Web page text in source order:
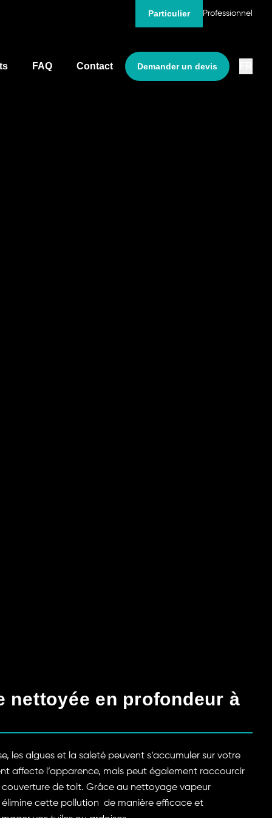
Particulier Professionnel
FAQ Contact Demander un devis
nettoyée en profondeur à
les algues et la saleté peuvent s’accumuler sur votre
affecte l’apparence, mais peut également raccourcir
de toit. Grâce au nettoyage vapeur
élimine cette pollution de manière efficace et